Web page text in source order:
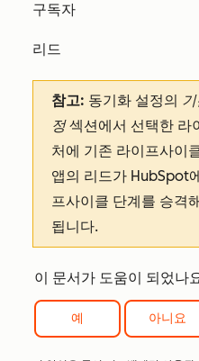
구독자
리드
참고: 동기화 설정의
정섹션에서 선택한 라
처에 기존 라이프사이
앱의 리드가 HubSpot
프사이클 단계를 승격
됩니다.
이 문서가 도움이 되었나
예 아니요